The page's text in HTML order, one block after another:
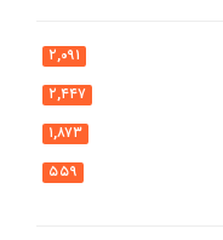
۲,۰۹۱
۲,۴۴۷
۱,۸۷۳
۵۵۹